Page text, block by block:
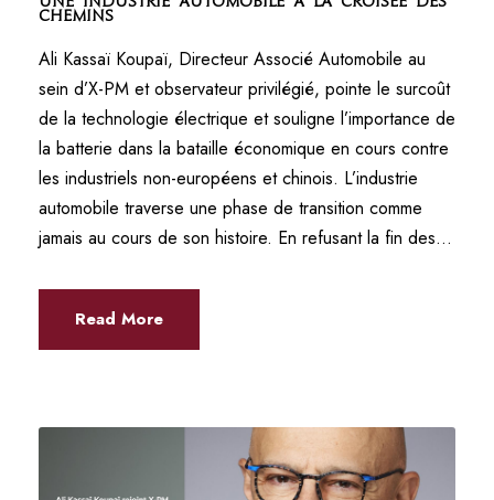
chemins
Ali Kassaï Koupaï, Directeur Associé Automobile au
sein d’X-PM et observateur privilégié, pointe le surcoût
de la technologie électrique et souligne l’importance de
la batterie dans la bataille économique en cours contre
les industriels non-européens et chinois. L’industrie
automobile traverse une phase de transition comme
jamais au cours de son histoire. En refusant la fin des...
Read More